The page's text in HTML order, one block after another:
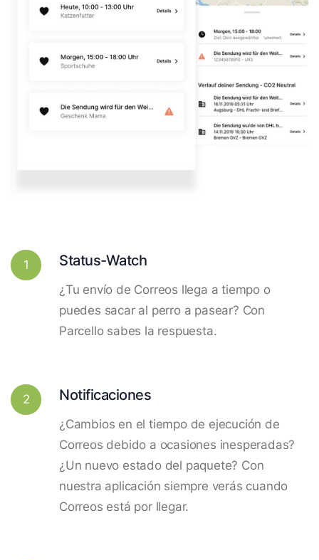
1 Status-Watch
¿Tu envío de Correos llega a tiempo o
puedes sacar al perro a pasear? Con
Parcello sabes la respuesta.
2 Notificaciones
¿Cambios en el tiempo de ejecución de
Correos debido a ocasiones inesperadas?
¿Un nuevo estado del paquete? Con
nuestra aplicación siempre verás cuando
Correos está por llegar.